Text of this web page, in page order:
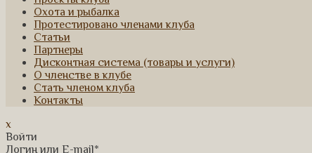
Охота и рыбалка
Протестировано членами клуба
Статьи
Партнеры
Дисконтная система (товары и услуги)
О членстве в клубе
Стать членом клуба
Контакты
x
Войти
Логин или E-mail*